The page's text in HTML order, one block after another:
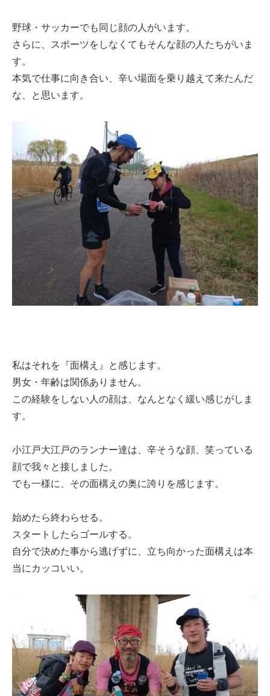
野球・サッカーでも同じ顔の人がいます。
さらに、スポーツをしなくてもそんな顔の人たちがいま
す。
本気で仕事に向き合い、辛い場面を乗り越えて来たんだ
な、と思います。
私はそれを『面構え』と感じます。
男女・年齢は関係ありません。
この経験をしない人の顔は、なんとなく緩い感じがしま
す。
小江戸大江戸のランナー達は、辛そうな顔、笑っている
顔で我々と接しました。
でも一様に、その面構えの奥に誇りを感じます。
始めたら終わらせる。
スタートしたらゴールする。
自分で決めた事から逃げずに、立ち向かった面構えは本
当にカッコいい。